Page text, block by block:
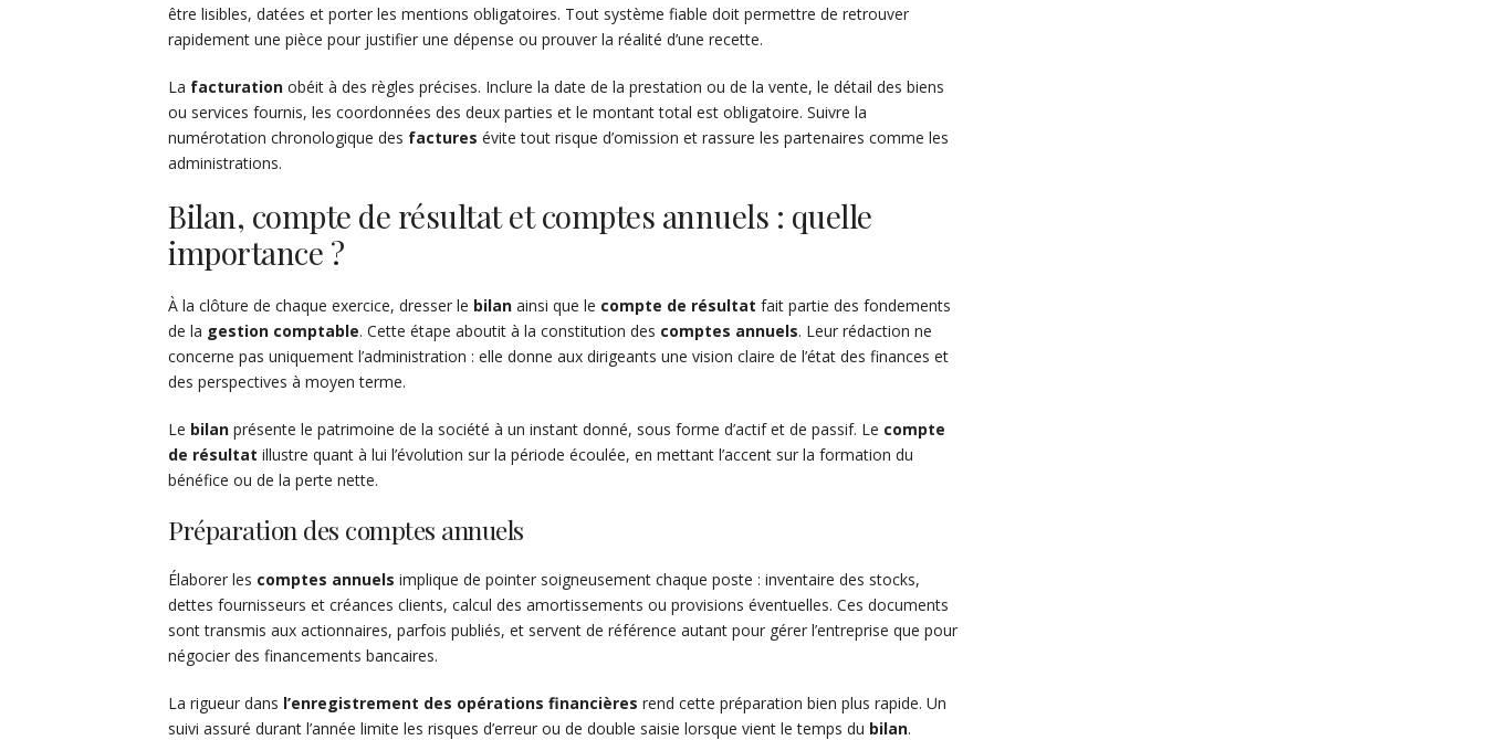
être lisibles, datées et porter les mentions obligatoires. Tout système fiable doit permettre de retrouver
rapidement une pièce pour justifier une dépense ou prouver la réalité d’une recette.
La facturation obéit à des règles précises. Inclure la date de la prestation ou de la vente, le détail des biens
ou services fournis, les coordonnées des deux parties et le montant total est obligatoire. Suivre la
numérotation chronologique des factures évite tout risque d’omission et rassure les partenaires comme les
administrations.
Bilan, compte de résultat et comptes annuels : quelle
importance ?
À la clôture de chaque exercice, dresser le bilan ainsi que le compte de résultat fait partie des fondements
de la gestion comptable. Cette étape aboutit à la constitution des comptes annuels. Leur rédaction ne
concerne pas uniquement l’administration : elle donne aux dirigeants une vision claire de l’état des finances et
des perspectives à moyen terme.
Le bilan présente le patrimoine de la société à un instant donné, sous forme d’actif et de passif. Le compte
de résultat illustre quant à lui l’évolution sur la période écoulée, en mettant l’accent sur la formation du
bénéfice ou de la perte nette.
Préparation des comptes annuels
Élaborer les comptes annuels implique de pointer soigneusement chaque poste : inventaire des stocks,
dettes fournisseurs et créances clients, calcul des amortissements ou provisions éventuelles. Ces documents
sont transmis aux actionnaires, parfois publiés, et servent de référence autant pour gérer l’entreprise que pour
négocier des financements bancaires.
La rigueur dans l’enregistrement des opérations financières rend cette préparation bien plus rapide. Un
suivi assuré durant l’année limite les risques d’erreur ou de double saisie lorsque vient le temps du bilan.